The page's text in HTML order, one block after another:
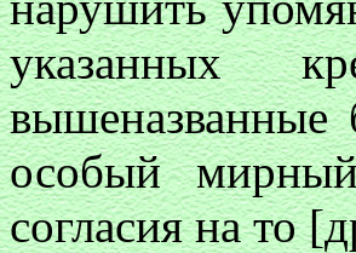
указанных
вышеназванные
особый
согласия на то